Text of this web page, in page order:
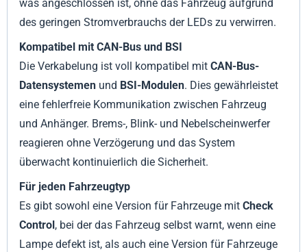
was angeschlossen ist, ohne das Fahrzeug aufgrund
des geringen Stromverbrauchs der LEDs zu verwirren.
Kompatibel mit CAN-Bus und BSI
Die Verkabelung ist voll kompatibel mitCAN-Bus-
Datensystemen und BSI-Modulen. Dies gewährleistet
eine fehlerfreie Kommunikation zwischen Fahrzeug
und Anhänger. Brems-, Blink- und Nebelscheinwerfer
reagieren ohne Verzögerung und das System
überwacht kontinuierlich die Sicherheit.
Für jeden Fahrzeugtyp
Es gibt sowohl eine Version für Fahrzeuge mitCheck
Control , bei der das Fahrzeug selbst warnt, wenn eine
Lampe defekt ist, als auch eine Version für Fahrzeuge